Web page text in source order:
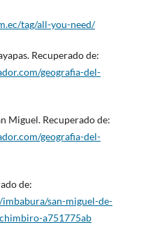
tag/all-you-need/
Recuperado de:
geografia-del-
Miguel. Recuperado de:
geografia-del-
de:
san-miguel-de-
a751775ab